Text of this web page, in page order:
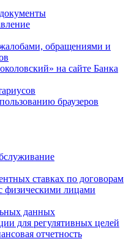
обращениями и
на сайте Банка
браузеров
ставках по договорам
физическими лицами
данных
для регулятивных целей
отчетность